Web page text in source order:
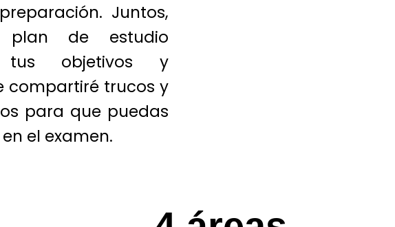
Juntos,
plan de estudio
objetivos y
compartiré trucos y
para que puedas
el examen.